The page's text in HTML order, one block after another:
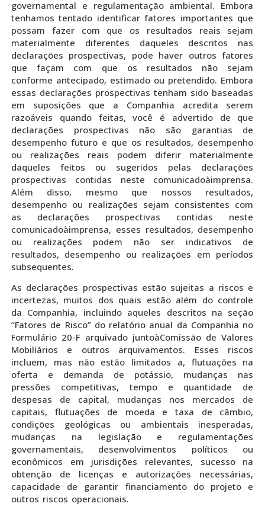
governamental e regulamentação ambiental. Embora
tenhamos tentado identificar fatores importantes que
possam fazer com que os resultados reais sejam
materialmente diferentes daqueles descritos nas
declarações prospectivas, pode haver outros fatores
que façam com que os resultados não sejam
conforme antecipado, estimado ou pretendido. Embora
essas declarações prospectivas tenham sido baseadas
em suposições que a Companhia acredita serem
razoáveis quando feitas, você é advertido de que
declarações prospectivas não são garantias de
desempenho futuro e que os resultados, desempenho
ou realizações reais podem diferir materialmente
daqueles feitos ou sugeridos pelas declarações
prospectivas contidas neste comunicadoàimprensa.
Além disso, mesmo que nossos resultados,
desempenho ou realizações sejam consistentes com
as declarações prospectivas contidas neste
comunicadoàimprensa, esses resultados, desempenho
ou realizações podem não ser indicativos de
resultados, desempenho ou realizações em períodos
subsequentes.
As declarações prospectivas estão sujeitas a riscos e
incertezas, muitos dos quais estão além do controle
da Companhia, incluindo aqueles descritos na seção
“Fatores de Risco” do relatório anual da Companhia no
Formulário 20-F arquivado juntoàComissão de Valores
Mobiliários e outros arquivamentos. Esses riscos
incluem, mas não estão limitados a, flutuações na
oferta e demanda de potássio, mudanças nas
pressões competitivas, tempo e quantidade de
despesas de capital, mudanças nos mercados de
capitais, flutuações de moeda e taxa de câmbio,
condições geológicas ou ambientais inesperadas,
mudanças na legislação e regulamentações
governamentais, desenvolvimentos políticos ou
econômicos em jurisdições relevantes, sucesso na
obtenção de licenças e autorizações necessárias,
capacidade de garantir financiamento do projeto e
outros riscos operacionais.